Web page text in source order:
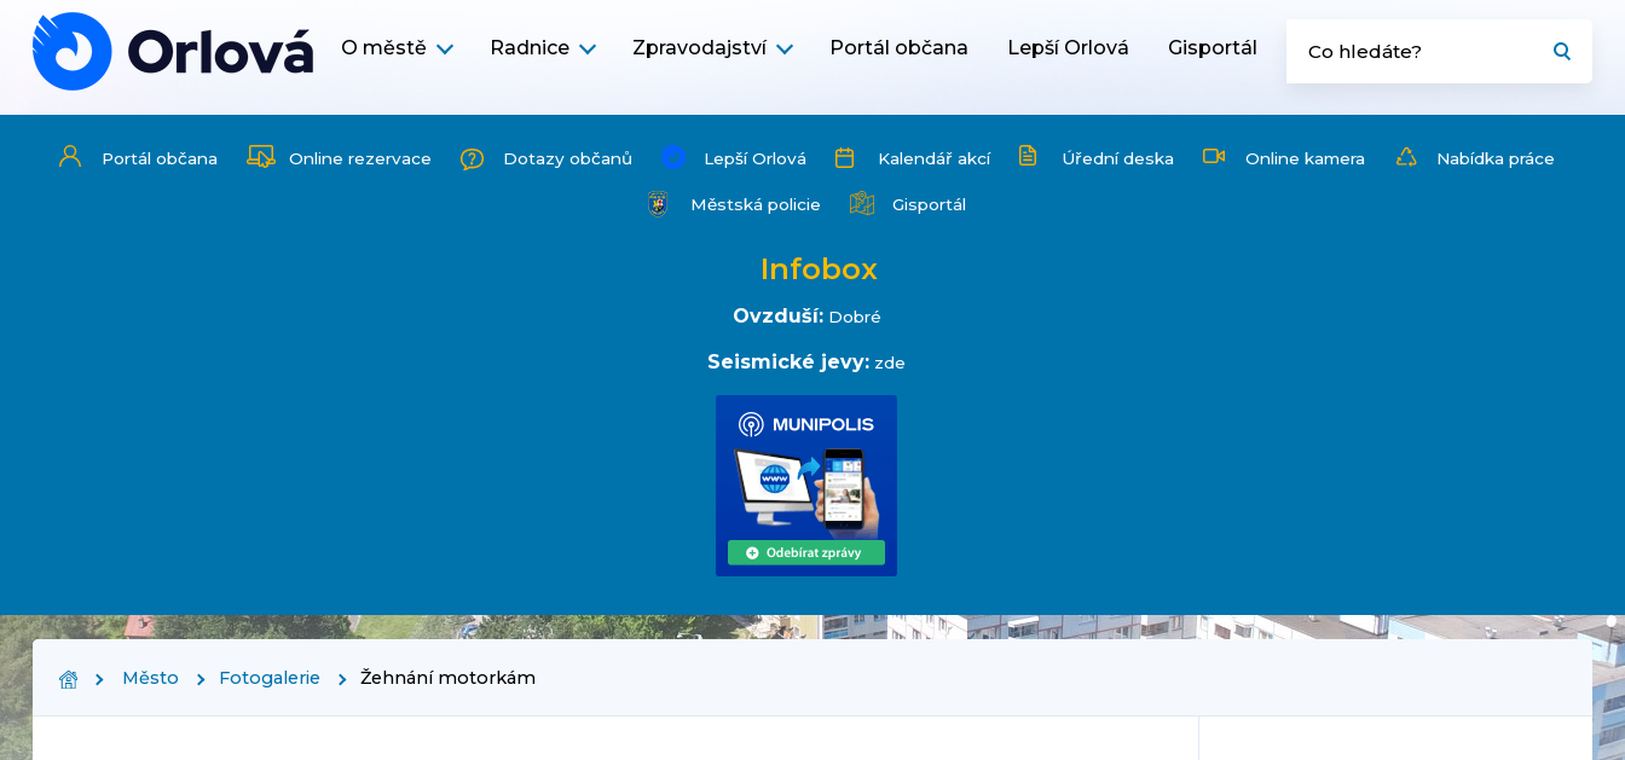
O městě Radnice Zpravodajství Portál občana Lepší Orlová Gisportál
Portál občana Online rezervace Dotazy občanů Lepší Orlová Kalendář akcí Úřední deska Online kamera Nabídka práce
Městská policie Gisportál
Infobox
Ovzduší: Dobré
Seismické jevy: zde
Město Fotogalerie Žehnání motorkám